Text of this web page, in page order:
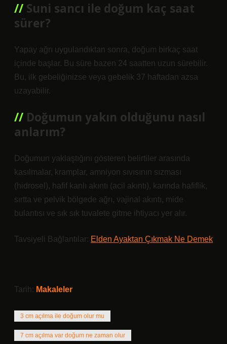
Suni sancı ile doğum kaç saat
sürer?
Yapay ağrı uygulandıktan sonra, doğum birkaç saat
içinde başlar. Bu süre bazen 24 saatten uzun sürebilir.
Bu, ilk gebeliğinizse veya gebelik 37 haftadan azsa
uzayabilir.
Doğumun yakın olduğunu nasıl
anlarım?
Doğumun yaklaştığını gösteren belirtiler arasında
kasılmalar, kramplar, amniyon sıvısının sızması
(hidrosel), hafif kanlı akıntı (acil akıntı), karında hafiflik,
sırtta ve pelvik bölgede ağrı, vajinal akıntı, mide
bulantısı ve sık sık tuvalete gitme ihtiyacı yer alır.
Tavsiyeli Bağlantılar: Elden Ayaktan Çıkmak Ne Demek
Tarih: Makaleler
3 cm açılma ile doğum olur mu
7 cm açılma var doğum ne zaman olur